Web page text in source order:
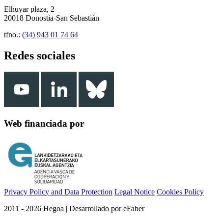
Elhuyar plaza, 2
20018 Donostia-San Sebastián
tfno.: (34) 943 01 74 64
Redes sociales
Web financiada por
Privacy Policy and Data Protection Legal Notice Cookies Policy
2011 - 2026 Hegoa | Desarrollado por eFaber